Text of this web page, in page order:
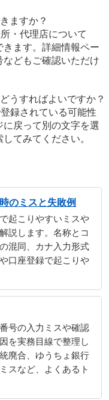
ますか？
・代理店について
ます。詳細情報ペー
どもご確認いただけ
うすればよいですか？
録されている可能性
戻って別の文字を選
てみてください。
のミスと失敗例
起こりやすいミスや
説します。名称とコ
混同、カナ入力形式
口座登録で起こりや
号の入力ミスや確認
を実務目線で整理し
廃合、ゆうちょ銀行
スなど、よくあるト